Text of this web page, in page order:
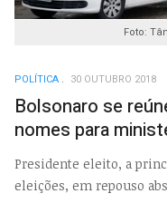
Foto:
POLÍTICA 30 OUTUBRO 2018
Bolsonaro se
nomes para
Presidente eleito, a
eleições, em repouso